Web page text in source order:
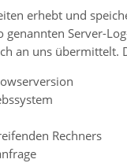
erhebt und
Server-
an uns übermittelt.
Rechners